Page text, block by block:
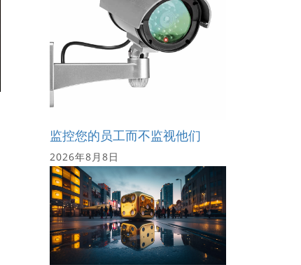
监控您的员工而不监视他们
2026年8月8日